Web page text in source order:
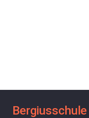
Bergiusschule